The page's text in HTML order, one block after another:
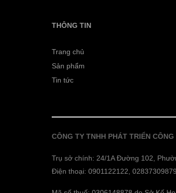
THÔNG TIN
Trang chủ
Sản phẩm
Tin tức
CÔNG TY TNHH PHÁT TRIỂN
Trụ sở chính: 24/1A Đường 102,
Điện thoại: 0901122122, 02837309879